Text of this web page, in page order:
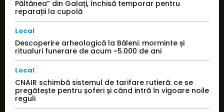
Păltănea” din Galați, închisă temporar pentru
reparații la cupolă
Local
Descoperire arheologică la Băleni: morminte și
ritualuri funerare de acum ~5.000 de ani
Local
CNAIR schimbă sistemul de tarifare rutieră: ce se
pregătește pentru șoferi și când intră în vigoare noile
reguli